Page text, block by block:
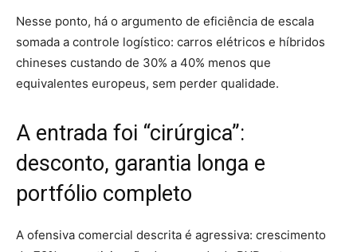
Nesse ponto, há o argumento de eficiência de escala
somada a controle logístico: carros elétricos e híbridos
chineses custando de 30% a 40% menos que
equivalentes europeus, sem perder qualidade.
A entrada foi “cirúrgica”:
desconto, garantia longa e
portfólio completo
A ofensiva comercial descrita é agressiva: crescimento